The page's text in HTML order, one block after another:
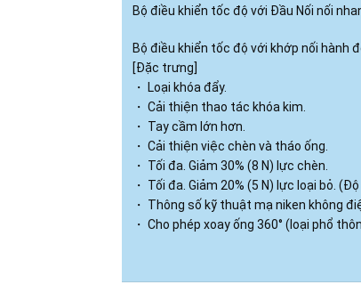
Bộ điều khiển tốc độ với Đầu Nối nối
Bộ điều khiển tốc độ với khớp nối hành
[Đặc trưng]
・ Loại khóa đẩy.
・ Cải thiện thao tác khóa kim.
・ Tay cầm lớn hơn.
・ Cải thiện việc chèn và tháo ống.
・ Tối đa. Giảm 30% (8 N) lực chèn.
・ Tối đa. Giảm 20% (5 N) lực loại bỏ.
・ Thông số kỹ thuật mạ niken không
・ Cho phép xoay ống 360° (loại phổ